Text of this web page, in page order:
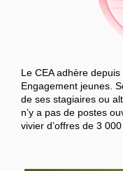
Le CEA adhère
Engagement jeunes.
de ses stagiaires ou
n’y a pas de postes
vivier d’offres de 3